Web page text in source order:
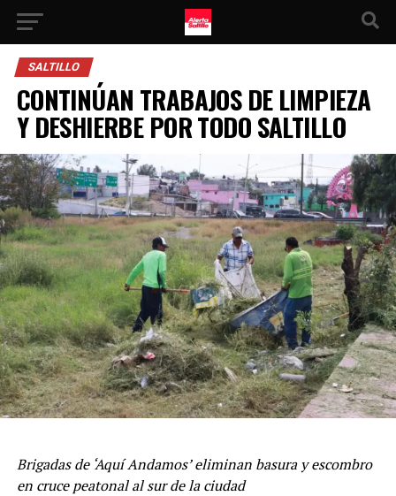
SALTILLO
CONTINÚAN TRABAJOS DE LIMPIEZA
Y DESHIERBE POR TODO SALTILLO
Brigadas de ‘Aquí Andamos’ eliminan basura y escombro
en cruce peatonal al sur de la ciudad